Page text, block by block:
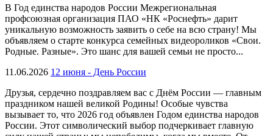
В Год единства народов России Межрегиональная
профсоюзная организация ПАО «НК «Роснефть» дарит
уникальную возможность заявить о себе на всю страну! Мы
объявляем о старте конкурса семейных видеороликов «Свои.
Родные. Разные». Это шанс для вашей семьи не просто...
11.06.2026 12 июня - День России
Друзья, сердечно поздравляем вас с Днём России — главным
праздником нашей великой Родины! Особые чувства
вызывает то, что 2026 год объявлен Годом единства народов
России. Этот символический выбор подчеркивает главную